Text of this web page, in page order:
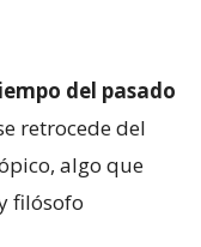
del pasado
retrocede del
algo que
filósofo